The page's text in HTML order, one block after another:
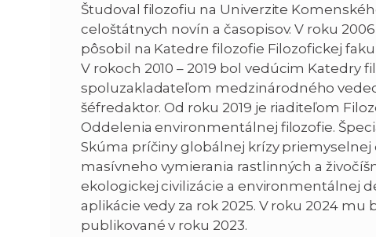
Študoval filozofiu na Univerzite
celoštátnych novín a časopisov. V roku
pôsobil na Katedre filozofie Filozofickej
V rokoch 2010 – 2019 bol vedúcim Katedry
spoluzakladateľom medzinárodného
šéfredaktor. Od roku 2019 je riaditeľom
Oddelenia environmentálnej filozofie.
Skúma príčiny globálnej krízy priemyselnej
masívneho vymierania rastlinných a
ekologickej civilizácie a environmentálnej
aplikácie vedy za rok 2025. V roku 2024
publikované v roku 2023.